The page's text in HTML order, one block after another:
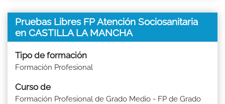
Pruebas Libres FP Atención Sociosanitaria
en CASTILLA LA MANCHA
Tipo de formación
Formación Profesional
Curso de
Formación Profesional de Grado Medio - FP de Grado